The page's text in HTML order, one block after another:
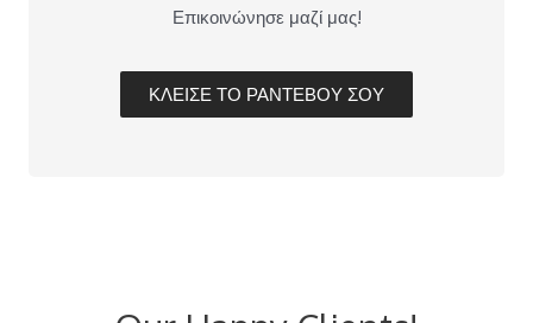
Επικοινώνησε μαζί μας!
ΚΛΕΙΣΕ ΤΟ ΡΑΝΤΕΒΟΥ ΣΟΥ